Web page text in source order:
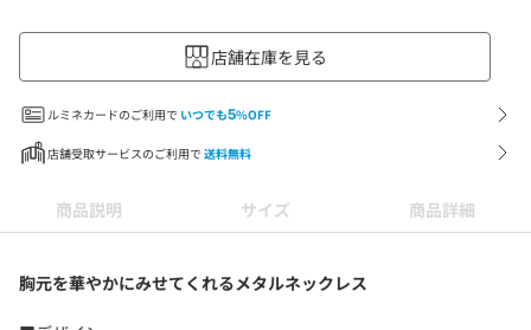
店舗在庫を見る
ルミネカードのご利用で いつでも5%OFF
店舗受取サービスのご利用で 送料無料
商品説明 サイズ 商品詳細
胸元を華やかにみせてくれるメタルネックレス